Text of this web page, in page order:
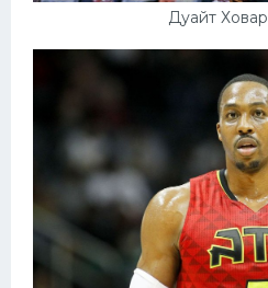
Дуайт